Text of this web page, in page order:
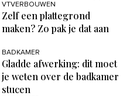
VTVERBOUWEN
Zelf een plattegrond
maken? Zo pak je dat aan
BADKAMER
Gladde afwerking: dit moet
je weten over de badkamer
stucen